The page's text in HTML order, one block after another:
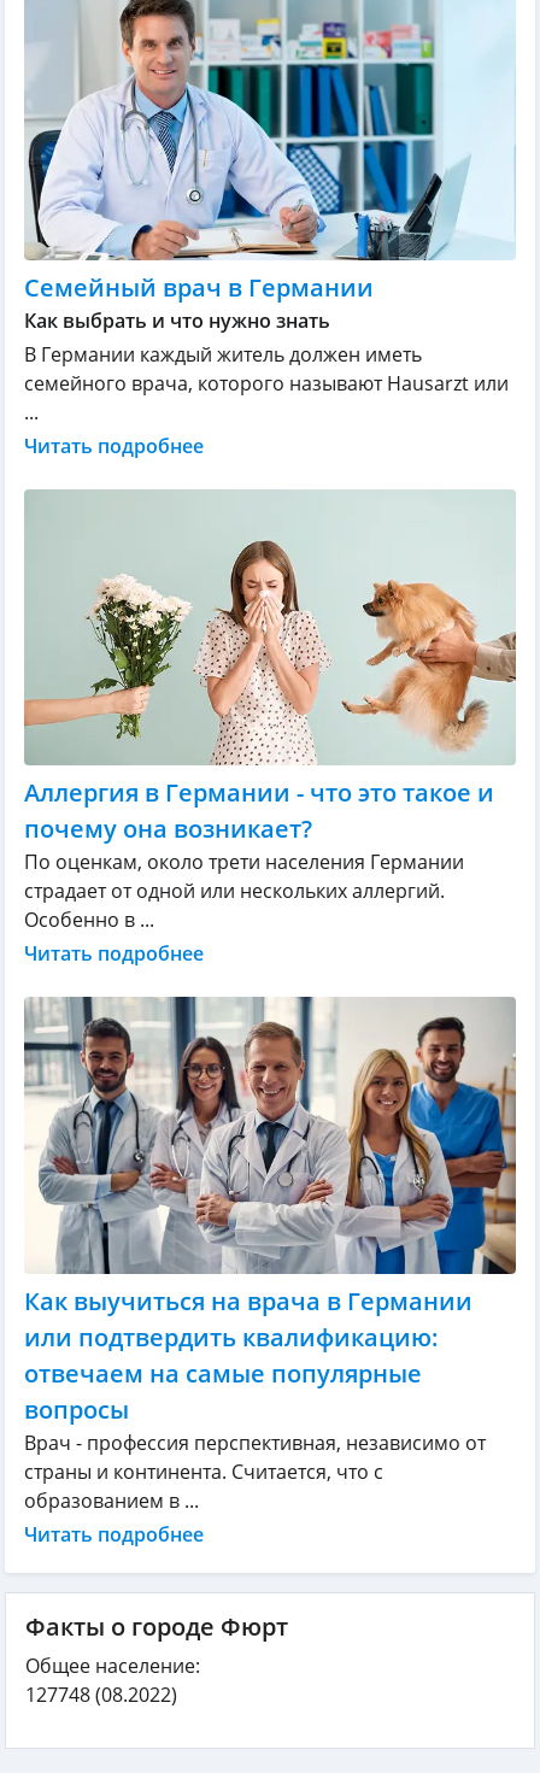
Семейный врач в Германии
Как выбрать и что нужно знать
В Германии каждый житель должен иметь
семейного врача, которого называют Hausarzt или
...
Читать подробнее
Аллергия в Германии - что это такое и
почему она возникает?
По оценкам, около трети населения Германии
страдает от одной или нескольких аллергий.
Особенно в ...
Читать подробнее
Как выучиться на врача в Германии
или подтвердить квалификацию:
отвечаем на самые популярные
вопросы
Врач - профессия перспективная, независимо от
страны и континента. Считается, что с
образованием в ...
Читать подробнее
Факты о городе Фюрт
Общее население:
127748(08.2022)